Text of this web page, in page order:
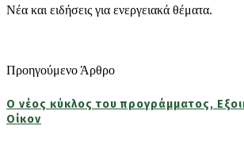
Νέα και ειδήσεις για ενεργειακά θέματα.
Προηγούμενο Άρθρο
Ο νέος κύκλος του προγράμματος,
Οίκον